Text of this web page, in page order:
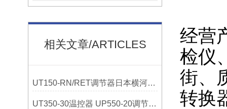
相关文章/ARTICLES
UT150-RN/RET调节器日本横河YOKOGAWA选购指南
UT350-30温控器 UP550-20调节器 日本横河
经营
检仪
街、
转换